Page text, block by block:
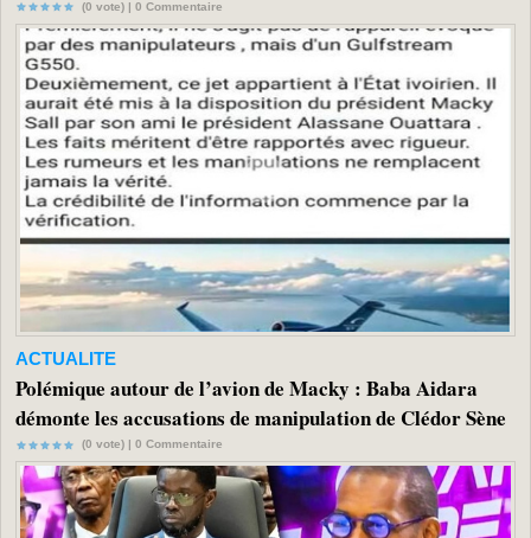
(0 vote) | 0 Commentaire
ACTUALITE
Polémique autour de l’avion de Macky : Baba Aidara
démonte les accusations de manipulation de Clédor Sène
(0 vote) | 0 Commentaire